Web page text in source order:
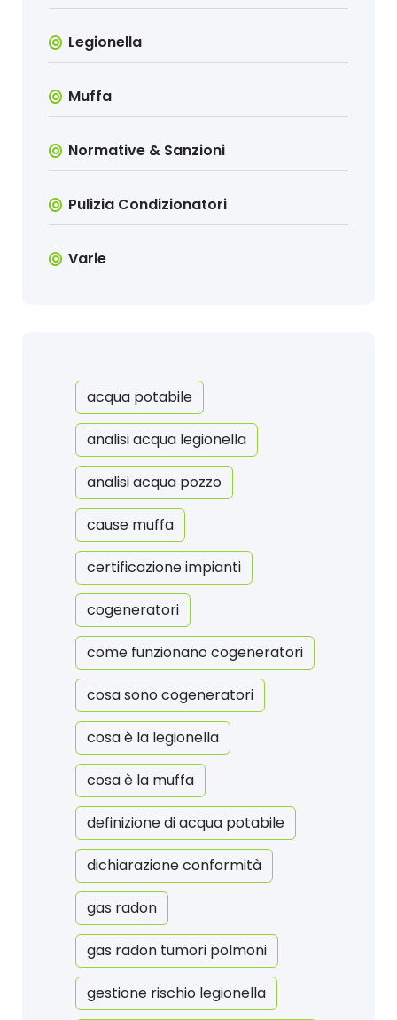
Legionella
Muffa
Normative & Sanzioni
Pulizia Condizionatori
Varie
acqua potabile
analisi acqua legionella
analisi acqua pozzo
cause muffa
certificazione impianti
cogeneratori
come funzionano cogeneratori
cosa sono cogeneratori
cosa è la legionella
cosa è la muffa
definizione di acqua potabile
dichiarazione conformità
gas radon
gas radon tumori polmoni
gestione rischio legionella